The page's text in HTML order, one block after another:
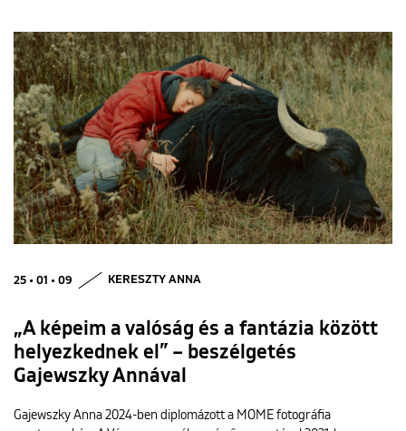
25 • 01 • 09 KERESZTY ANNA
„A képeim a valóság és a fantázia között
helyezkednek el” – beszélgetés
Gajewszky Annával
Gajewszky Anna 2024-ben diplomázott a MOME fotográfia